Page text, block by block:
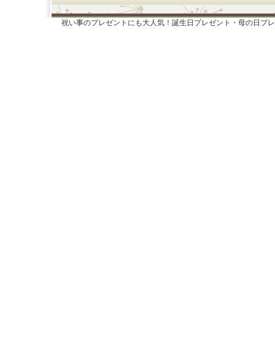
祝い事のプレゼントにも大人気！誕生日プレゼント・母の日プ